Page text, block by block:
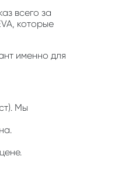
всего за
которые
именно для
Мы